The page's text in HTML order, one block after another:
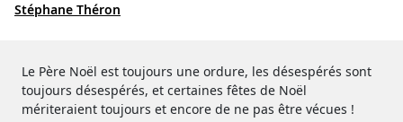
Stéphane Théron
Le Père Noël est toujours une ordure, les désespérés sont
toujours désespérés, et certaines fêtes de Noël
mériteraient toujours et encore de ne pas être vécues !